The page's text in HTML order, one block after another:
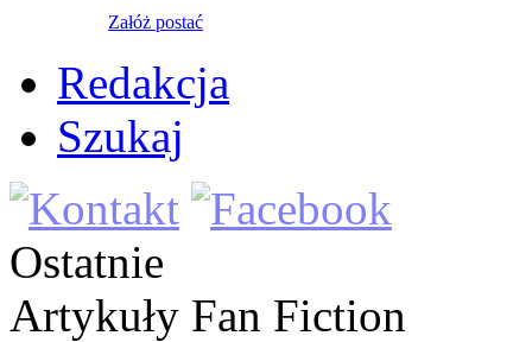
Załóż postać
Redakcja
Szukaj
Ostatnie
Artykuły Fan Fiction